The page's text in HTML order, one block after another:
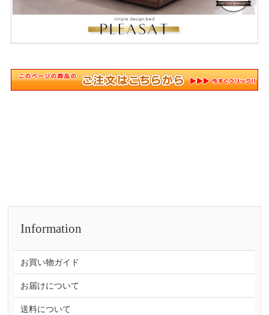
Information
お買い物ガイド
お届けについて
送料について